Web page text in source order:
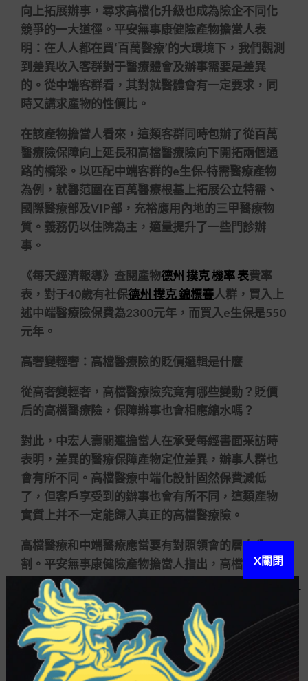
向上拓展辦事，尋求高檔化升級也成為險企不同化
競爭的一大道徑。平安無事康健險產物擔當人表
明：在人人都在買‘百萬醫療’的大環境下，我們觀測
到差異收入客群對于醫療體會及辦事需要是差異
的。從中端客群看，其對就醫體會有一定要求，同
時又講求產物的性價比。
在該產物擔當人看來，這類客群同時包辦了從百萬
醫療險保障向上延長和高檔醫療險向下開拓兩個通
路的橋梁。以匹配中端客群的e生保·特需醫療產物
為例，就醫范圍在百萬醫療根基上拓展公立特需、
國際醫療部及VIP部，充裕應用內地的三甲醫療物
質。義務仍以住院為主，適量提升了一些門診辦
事。
《每天經濟報導》查閱產物德州 撲克 機率 表費率
表，對于40歲有社保德州 撲克 錦標賽人群，買入上
述中端醫療險保費為2300元年，而買入e生保是550
元年。
高奢變輕奢：高檔醫療險的貶價邏輯是什麼
從高奢變輕奢，高檔醫療險究竟有哪些變動？貶價
后的高檔醫療險，保障辦事也會相應縮水嗎？
對此，中宏人壽關連擔當人在承受每經書面采訪時
表明，差異的醫療保障產物定位差異，辦事人群也
會有所不同。高檔醫療中端化設計固然保費減低
了，但客戶享受到的辦事也會有所不同，這類產物
實質上并不一定能歸入真正的高檔醫療險。
高檔醫療和中端醫療應當要有對照領會的層次分
割。平安無事康健險產物擔當人指出，高檔醫療更
注目環球化的就醫物質、高精尖的調治方式、極致
化的辦事體會及全方向的康健控制，從高度和普遍
性上再往上拔高，以知足極高凈值客戶的需要；而
中端醫療注目內地公立醫療機構的物質，義務仍然
以低頻高額的危害為主，知足中等收入客群的需
要。對于習性于在內地公立醫療機構就醫的中等收
X關閉